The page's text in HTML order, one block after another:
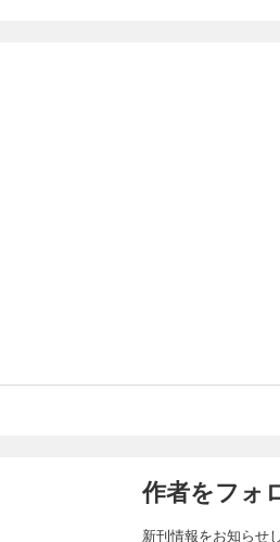
作者をフォ
新刊情報をお知らせ